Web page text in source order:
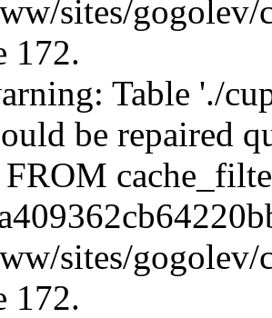
sites/gogolev/
172.
Table './
be repaired
sites/gogolev/
172.